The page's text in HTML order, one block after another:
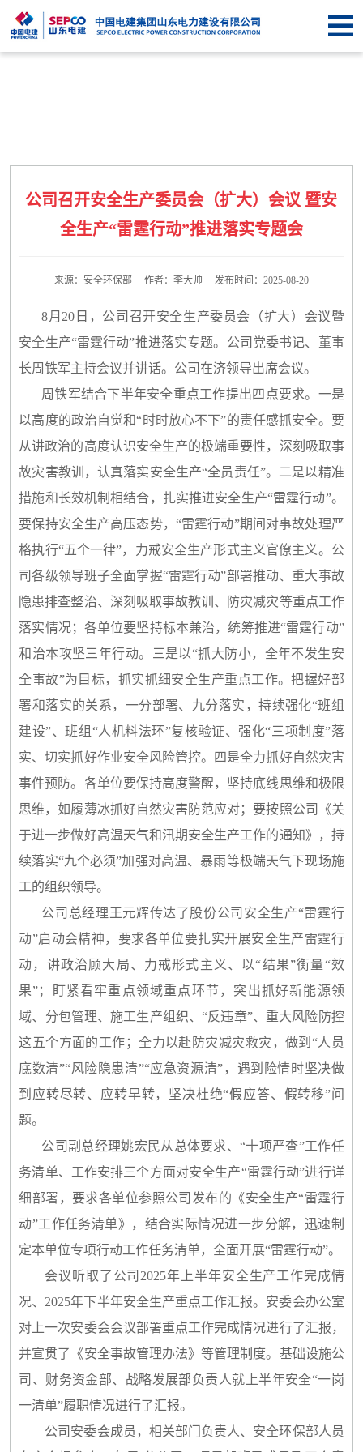
页
关于
中
务
企
公司召开安全生产委员会（扩大）会议 暨安
全生产“雷霆行动”推进落实专题会
来源：安全环保部 作者：李大帅 发布时间：2025-08-20
8月20日，公司召开安全生产委员会（扩大）会议暨
安全生产“雷霆行动”推进落实专题。公司党委书记、董事
长周铁军主持会议并讲话。公司在济领导出席会议。
周铁军结合下半年安全重点工作提出四点要求。一是
以高度的政治自觉和“时时放心不下”的责任感抓安全。要
从讲政治的高度认识安全生产的极端重要性，深刻吸取事
故灾害教训，认真落实安全生产“全员责任”。二是以精准
措施和长效机制相结合，扎实推进安全生产“雷霆行动”。
要保持安全生产高压态势，“雷霆行动”期间对事故处理严
格执行“五个一律”，力戒安全生产形式主义官僚主义。公
司各级领导班子全面掌握“雷霆行动”部署推动、重大事故
隐患排查整治、深刻吸取事故教训、防灾减灾等重点工作
落实情况；各单位要坚持标本兼治，统筹推进“雷霆行动”
和治本攻坚三年行动。三是以“抓大防小，全年不发生安
全事故”为目标，抓实抓细安全生产重点工作。把握好部
署和落实的关系，一分部署、九分落实，持续强化“班组
建设”、班组“人机料法环”复核验证、强化“三项制度”落
实、切实抓好作业安全风险管控。四是全力抓好自然灾害
事件预防。各单位要保持高度警醒，坚持底线思维和极限
思维，如履薄冰抓好自然灾害防范应对；要按照公司《关
于进一步做好高温天气和汛期安全生产工作的通知》，持
续落实“九个必须”加强对高温、暴雨等极端天气下现场施
工的组织领导。
公司总经理王元辉传达了股份公司安全生产“雷霆行
动”启动会精神，要求各单位要扎实开展安全生产雷霆行
动，讲政治顾大局、力戒形式主义、以“结果”衡量“效
果”；盯紧看牢重点领域重点环节，突出抓好新能源领
域、分包管理、施工生产组织、“反违章”、重大风险防控
这五个方面的工作；全力以赴防灾减灾救灾，做到“人员
底数清”“风险隐患清”“应急资源清”，遇到险情时坚决做
到应转尽转、应转早转，坚决杜绝“假应答、假转移”问
题。
公司副总经理姚宏民从总体要求、“十项严查”工作任
务清单、工作安排三个方面对安全生产“雷霆行动”进行详
细部署，要求各单位参照公司发布的《安全生产“雷霆行
动”工作任务清单》，结合实际情况进一步分解，迅速制
定本单位专项行动工作任务清单，全面开展“雷霆行动”。
会议听取了公司2025年上半年安全生产工作完成情
况、2025年下半年安全生产重点工作汇报。安委会办公室
对上一次安委会会议部署重点工作完成情况进行了汇报，
并宣贯了《安全事故管理办法》等管理制度。基础设施公
司、财务资金部、战略发展部负责人就上半年安全“一岗
一清单”履职情况进行了汇报。
公司安委会成员，相关部门负责人、安全环保部人员